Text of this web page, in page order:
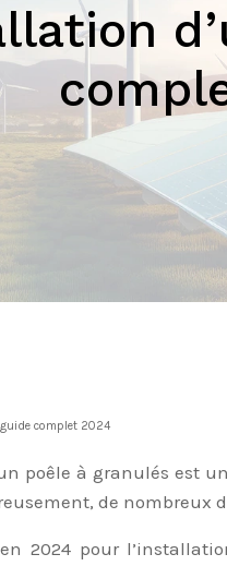
complet 2024
poêle à granulés est
de nombreux
2024 pour